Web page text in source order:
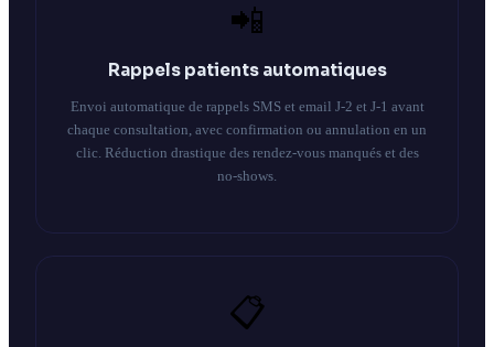
📲
Rappels patients automatiques
Envoi automatique de rappels SMS et email J-2 et J-1 avant
chaque consultation, avec confirmation ou annulation en un
clic. Réduction drastique des rendez-vous manqués et des
no-shows.
📋